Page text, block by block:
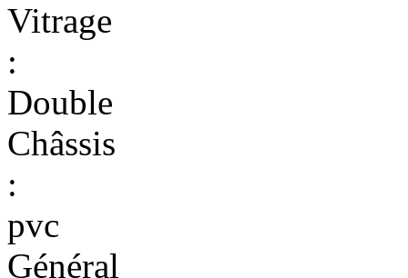
Vitrage
:
Double
Châssis
:
pvc
Général